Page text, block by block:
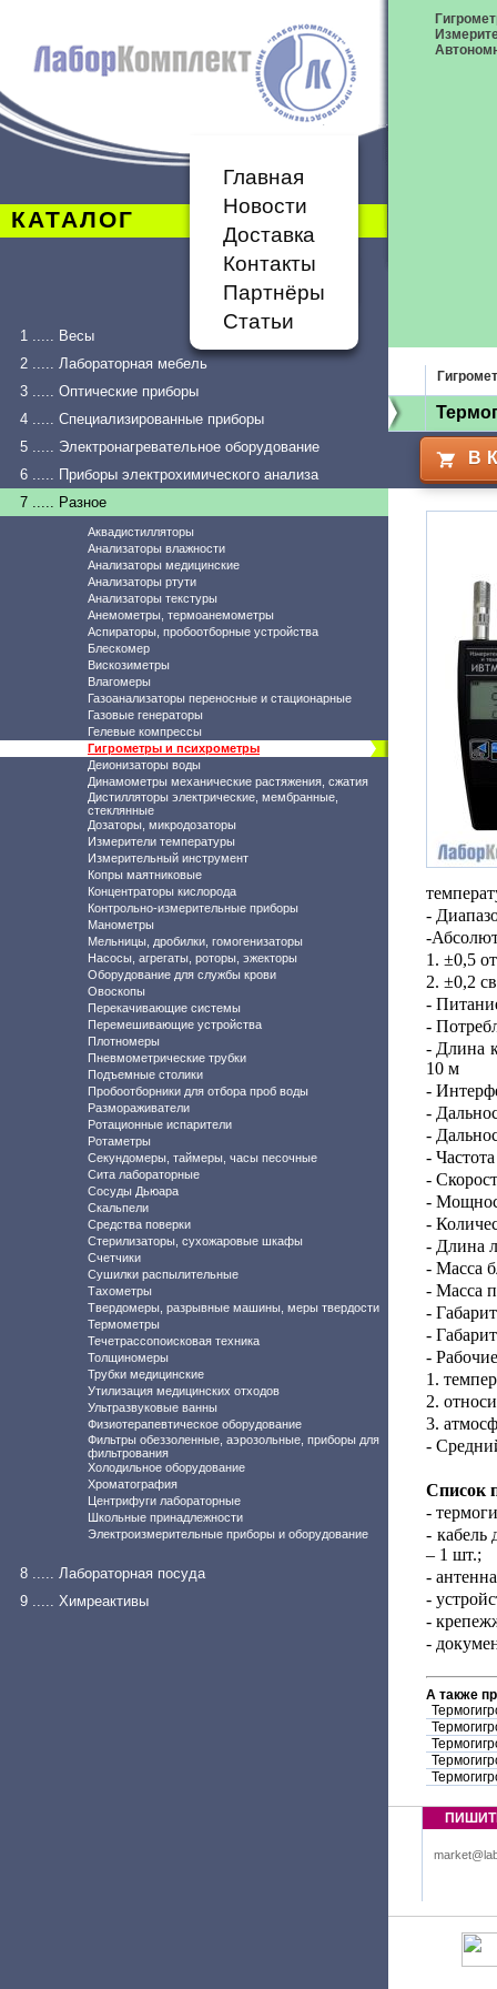
КАТАЛОГ
Главная
Новости
Доставка
Контакты
Партнёры
Статьи
1 ..... Весы
2 ..... Лабораторная мебель
3 ..... Оптические приборы
4 ..... Специализированные приборы
5 ..... Электронагревательное оборудование
6 ..... Приборы электрохимического анализа
7 ..... Разное
Аквадистилляторы
Анализаторы влажности
Анализаторы медицинские
Анализаторы ртути
Анализаторы текстуры
Анемометры, термоанемометры
Аспираторы, пробоотборные устройства
Блескомер
Вискозиметры
Влагомеры
Газоанализаторы переносные и стационарные
Газовые генераторы
Гелевые компрессы
Гигрометры и психрометры
Деионизаторы воды
Динамометры механические растяжения, сжатия
Дистилляторы электрические, мембранные,
стеклянные
Дозаторы, микродозаторы
Измерители температуры
Измерительный инструмент
Копры маятниковые
Концентраторы кислорода
Контрольно-измерительные приборы
Манометры
Мельницы, дробилки, гомогенизаторы
Насосы, агрегаты, роторы, эжекторы
Оборудование для службы крови
Овоскопы
Перекачивающие системы
Перемешивающие устройства
Плотномеры
Пневмометрические трубки
Подъемные столики
Пробоотборники для отбора проб воды
Размораживатели
Ротационные испарители
Ротаметры
Секундомеры, таймеры, часы песочные
Сита лабораторные
Сосуды Дьюара
Скальпели
Средства поверки
Стерилизаторы, сухожаровые шкафы
Счетчики
Сушилки распылительные
Тахометры
Твердомеры, разрывные машины, меры твердости
Термометры
Течетрассопоисковая техника
Толщиномеры
Трубки медицинские
Утилизация медицинских отходов
Ультразвуковые ванны
Физиотерапевтическое оборудование
Фильтры обеззоленные, аэрозольные, приборы для
фильтрования
Холодильное оборудование
Хроматография
Центрифуги лабораторные
Школьные принадлежности
Электроизмерительные приборы и оборудование
8 ..... Лабораторная посуда
9 ..... Химреактивы
В
-
-
1. ±0,5
2. ±0,2
-
-
- Длина
10 м
-
-
-
-
-
-
-
- Длина
- Масса
- Масса
-
-
-
1.
2.
3.
-
Список
-
- кабель
– 1 шт.;
-
-
-
-
А также